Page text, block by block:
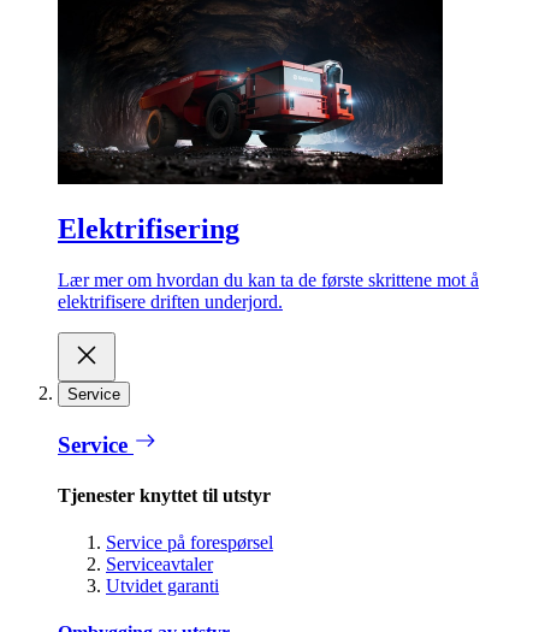
Elektrifisering
Lær mer om hvordan du kan ta de første skrittene mot å
elektrifisere driften underjord.
Service
Service
Tjenester knyttet til utstyr
Service på forespørsel
Serviceavtaler
Utvidet garanti